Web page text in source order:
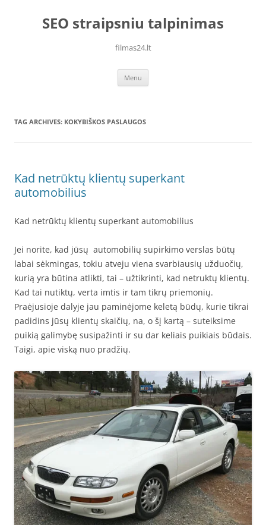
contentSEO straipsniu talpinimas
filmas24.lt
Menu
TAG ARCHIVES: KOKYBIŠKOS PASLAUGOS
Kad netrūktų klientų superkant
automobilius
Kad netrūktų klientų superkant automobilius
Jei norite, kad jūsų automobilių supirkimo verslas būtų
labai sėkmingas, tokiu atveju viena svarbiausių užduočių,
kurią yra būtina atlikti, tai – užtikrinti, kad netruktų klientų.
Kad tai nutiktų, verta imtis ir tam tikrų priemonių.
Praėjusioje dalyje jau paminėjome keletą būdų, kurie tikrai
padidins jūsų klientų skaičių, na, o šį kartą – suteiksime
puikią galimybę susipažinti ir su dar keliais puikiais būdais.
Taigi, apie viską nuo pradžių.